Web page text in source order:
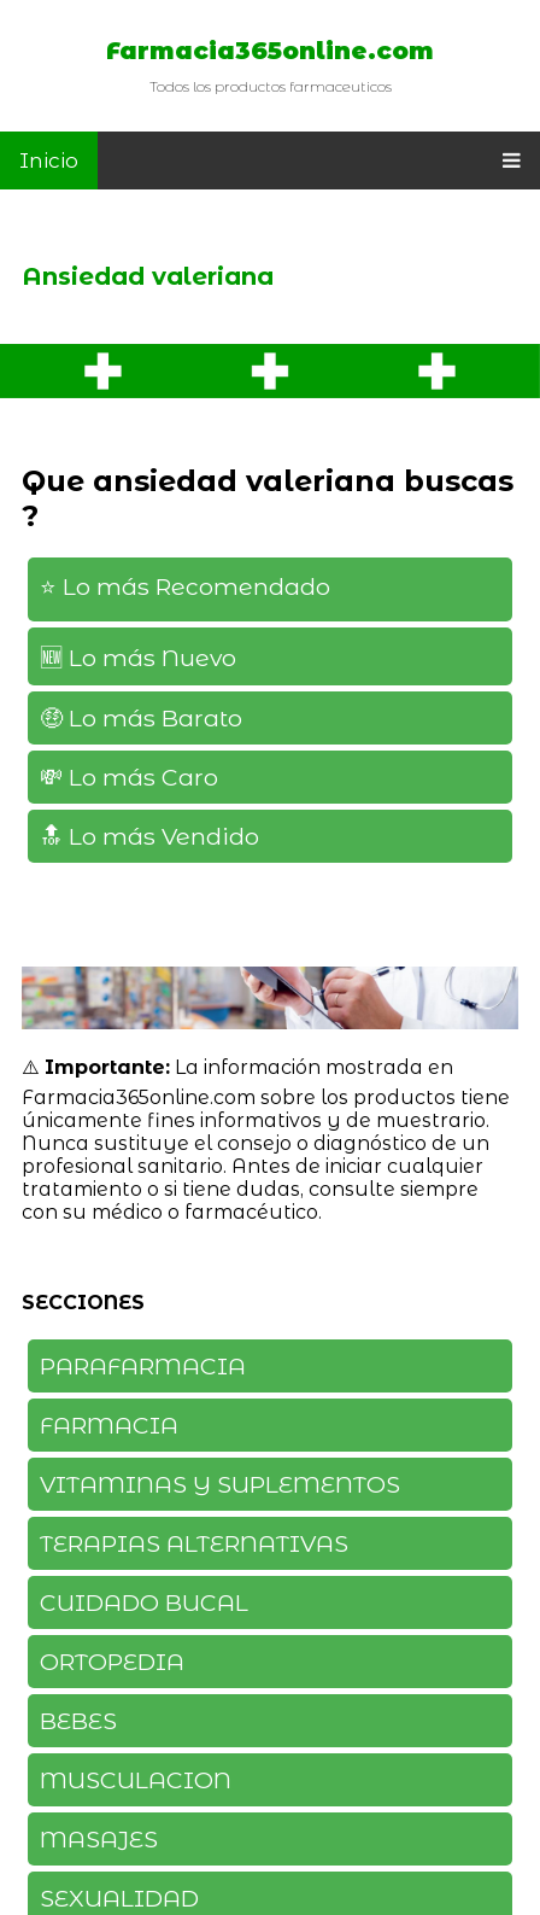
Farmacia365online.com
Todos los productos farmaceuticos
Inicio
Ansiedad valeriana
Que ansiedad valeriana buscas
?
⭐️ Lo más Recomendado
🆕️ Lo más Nuevo
🤑 Lo más Barato
💸 Lo más Caro
🔝 Lo más Vendido
⚠️ Importante:La información mostrada en
Farmacia365online.com sobre los productos tiene
únicamente fines informativos y de muestrario.
Nunca sustituye el consejo o diagnóstico de un
profesional sanitario. Antes de iniciar cualquier
tratamiento o si tiene dudas, consulte siempre
con su médico o farmacéutico.
SECCIONES
PARAFARMACIA
FARMACIA
VITAMINAS Y SUPLEMENTOS
TERAPIAS ALTERNATIVAS
CUIDADO BUCAL
ORTOPEDIA
BEBES
MUSCULACION
MASAJES
SEXUALIDAD